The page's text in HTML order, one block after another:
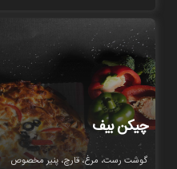
چیکن بیف
گوشت رست، مرغ، قارچ، پنیر مخصوص